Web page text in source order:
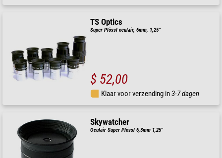
TS Optics
Super Plössl oculair, 6mm, 1,25''
$ 52,00
Klaar voor verzending in3-7 dagen
Skywatcher
Oculair Super Plössl 6,3mm 1,25"